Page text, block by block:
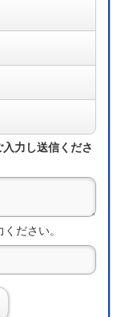
力し送信くださ
ださい。